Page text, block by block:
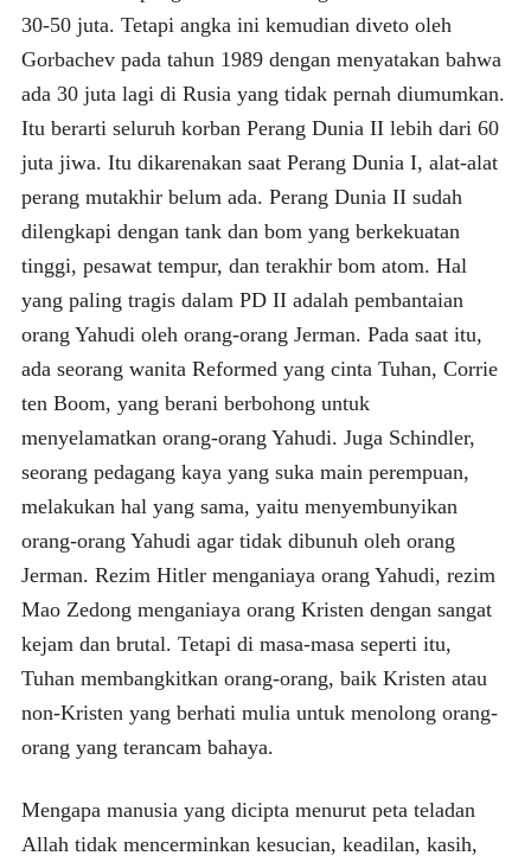
30-50 juta. Tetapi angka ini kemudian diveto oleh
Gorbachev pada tahun 1989 dengan menyatakan bahwa
ada 30 juta lagi di Rusia yang tidak pernah diumumkan.
Itu berarti seluruh korban Perang Dunia II lebih dari 60
juta jiwa. Itu dikarenakan saat Perang Dunia I, alat-alat
perang mutakhir belum ada. Perang Dunia II sudah
dilengkapi dengan tank dan bom yang berkekuatan
tinggi, pesawat tempur, dan terakhir bom atom. Hal
yang paling tragis dalam PD II adalah pembantaian
orang Yahudi oleh orang-orang Jerman. Pada saat itu,
ada seorang wanita Reformed yang cinta Tuhan, Corrie
ten Boom, yang berani berbohong untuk
menyelamatkan orang-orang Yahudi. Juga Schindler,
seorang pedagang kaya yang suka main perempuan,
melakukan hal yang sama, yaitu menyembunyikan
orang-orang Yahudi agar tidak dibunuh oleh orang
Jerman. Rezim Hitler menganiaya orang Yahudi, rezim
Mao Zedong menganiaya orang Kristen dengan sangat
kejam dan brutal. Tetapi di masa-masa seperti itu,
Tuhan membangkitkan orang-orang, baik Kristen atau
non-Kristen yang berhati mulia untuk menolong orang-
orang yang terancam bahaya.
Mengapa manusia yang dicipta menurut peta teladan
Allah tidak mencerminkan kesucian, keadilan, kasih,